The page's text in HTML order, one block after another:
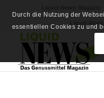
Durch die Nutzung der
essentiellen Cookies zu und